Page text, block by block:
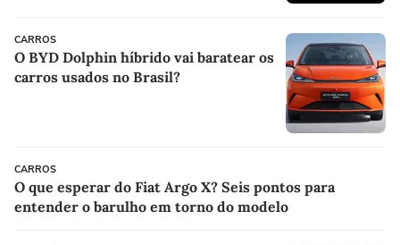
CARROS
O BYD Dolphin híbrido vai baratear os
carros usados no Brasil?
CARROS
O que esperar do Fiat Argo X? Seis pontos para
entender o barulho em torno do modelo